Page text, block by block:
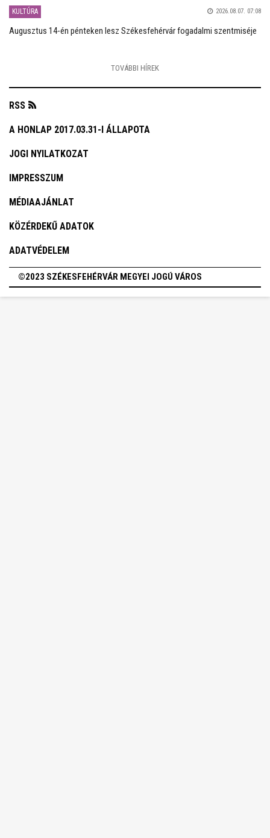
KULTÚRA 2026.08.07. 07:08
Augusztus 14-én pénteken lesz Székesfehérvár fogadalmi szentmiséje
TOVÁBBI HÍREK
RSS
A HONLAP 2017.03.31-I ÁLLAPOTA
JOGI NYILATKOZAT
IMPRESSZUM
MÉDIAAJÁNLAT
KÖZÉRDEKŰ ADATOK
ADATVÉDELEM
©2023 SZÉKESFEHÉRVÁR MEGYEI JOGÚ VÁROS